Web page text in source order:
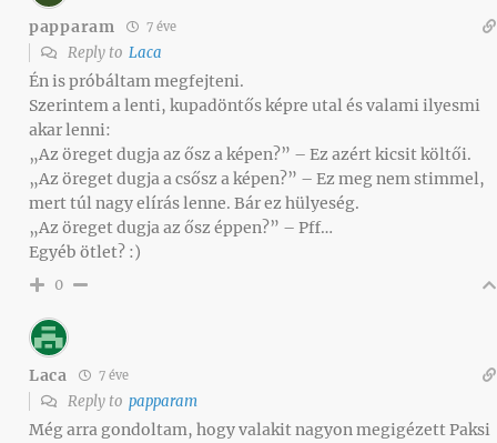
papparam 7 éve
Reply to Laca
Én is próbáltam megfejteni.
Szerintem a lenti, kupadöntős képre utal és valami ilyesmi
akar lenni:
„Az öreget dugja az ősz a képen?” – Ez azért kicsit költői.
„Az öreget dugja a csősz a képen?” – Ez meg nem stimmel,
mert túl nagy elírás lenne. Bár ez hülyeség.
„Az öreget dugja az ősz éppen?” – Pff…
Egyéb ötlet? :)
0
Laca 7 éve
Reply to papparam
Még arra gondoltam, hogy valakit nagyon megigézett Paksi